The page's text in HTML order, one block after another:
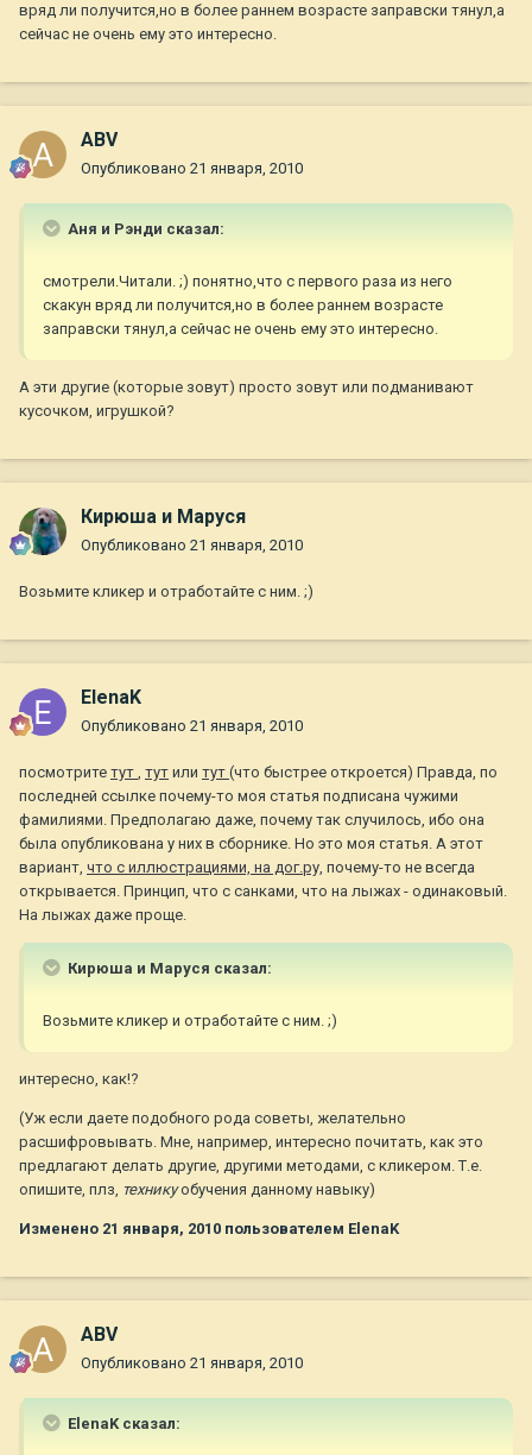
вряд ли получится,но в более раннем возрасте заправски тянул,а
сейчас не очень ему это интересно.
ABV
Опубликовано 21 января, 2010
Аня и Рэнди сказал:
смотрели.Читали. ;) понятно,что с первого раза из него
скакун вряд ли получится,но в более раннем возрасте
заправски тянул,а сейчас не очень ему это интересно.
А эти другие (которые зовут) просто зовут или подманивают
кусочком, игрушкой?
Кирюша и Маруся
Опубликовано 21 января, 2010
Возьмите кликер и отработайте с ним. ;)
ElenaK
Опубликовано 21 января, 2010
посмотрите тут , тут или тут (что быстрее откроется) Правда, по
последней ссылке почему-то моя статья подписана чужими
фамилиями. Предполагаю даже, почему так случилось, ибо она
была опубликована у них в сборнике. Но это моя статья. А этот
вариант, что с иллюстрациями, на дог.ру, почему-то не всегда
открывается. Принцип, что с санками, что на лыжах - одинаковый.
На лыжах даже проще.
Кирюша и Маруся сказал:
Возьмите кликер и отработайте с ним. ;)
интересно, как!?
(Уж если даете подобного рода советы, желательно
расшифровывать. Мне, например, интересно почитать, как это
предлагают делать другие, другими методами, с кликером. Т.е.
опишите, плз, техникуобучения данному навыку)
Изменено 21 января, 2010 пользователем ElenaK
ABV
Опубликовано 21 января, 2010
ElenaK сказал: